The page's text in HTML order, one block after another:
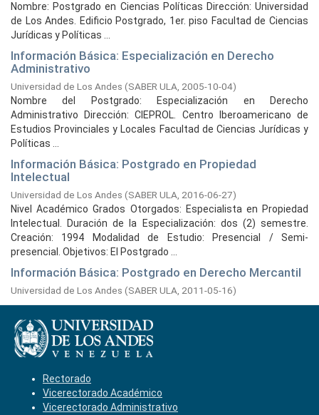
Nombre: Postgrado en Ciencias Políticas Dirección: Universidad
de Los Andes. Edificio Postgrado, 1er. piso Facultad de Ciencias
Jurídicas y Políticas ...
Información Básica: Especialización en Derecho
Administrativo
Universidad de Los Andes (SABER ULA, 2005-10-04)
Nombre del Postgrado: Especialización en Derecho
Administrativo Dirección: CIEPROL. Centro Iberoamericano de
Estudios Provinciales y Locales Facultad de Ciencias Jurídicas y
Políticas ...
Información Básica: Postgrado en Propiedad
Intelectual
Universidad de Los Andes (SABER ULA, 2016-06-27)
Nivel Académico Grados Otorgados: Especialista en Propiedad
Intelectual. Duración de la Especialización: dos (2) semestre.
Creación: 1994 Modalidad de Estudio: Presencial / Semi-
presencial. Objetivos: El Postgrado ...
Información Básica: Postgrado en Derecho Mercantil
Universidad de Los Andes (SABER ULA, 2011-05-16)
Rectorado
Vicerectorado Académico
Vicerectorado Administrativo